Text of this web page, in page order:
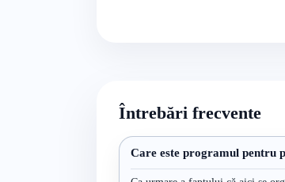
Întrebări frecvente
Care este programul pentru